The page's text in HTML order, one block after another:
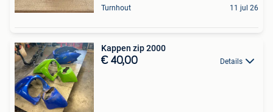
Turnhout 11 jul 26
Kappen zip 2000
€ 40,00 Details